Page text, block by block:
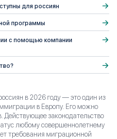
для россиян
программы
с помощью компании
в 2026 году — это один из
в Европу. Его можно
Действующее законодательство
любому совершеннолетнему
требования миграционной